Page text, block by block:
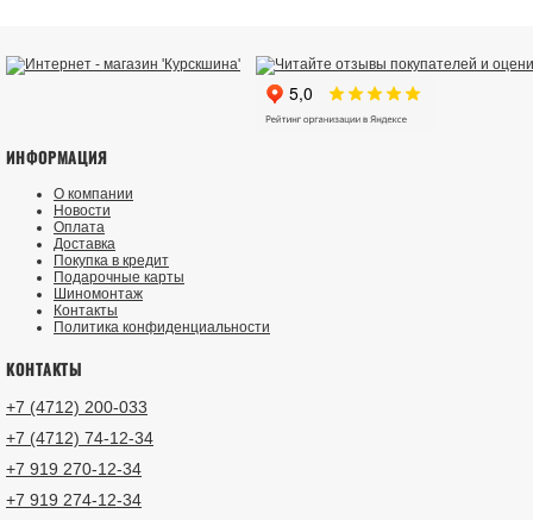
ИНФОРМАЦИЯ
О компании
Новости
Оплата
Доставка
Покупка в кредит
Подарочные карты
Шиномонтаж
Контакты
Политика конфиденциальности
КОНТАКТЫ
+7 (4712) 200-033
+7 (4712) 74-12-34
+7 919 270-12-34
+7 919 274-12-34